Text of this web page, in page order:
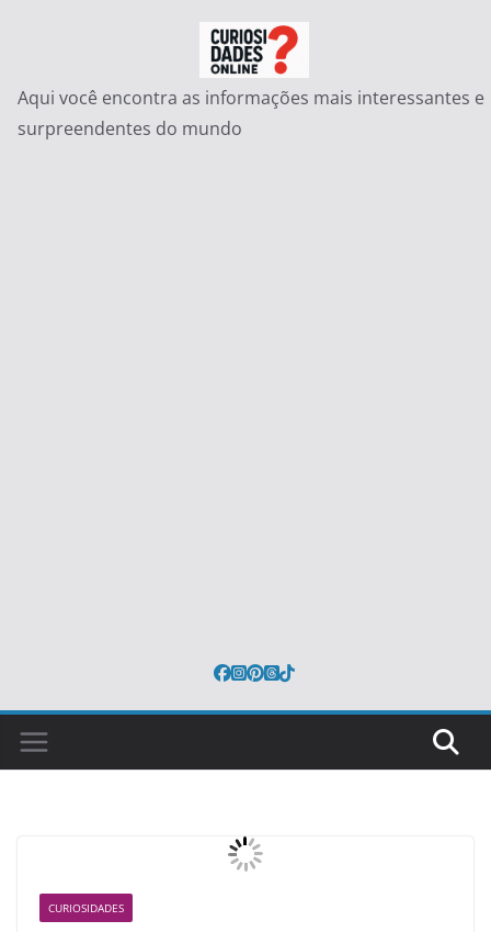
conteúdo
Aqui você encontra as informações mais interessantes e
surpreendentes do mundo
CURIOSIDADES